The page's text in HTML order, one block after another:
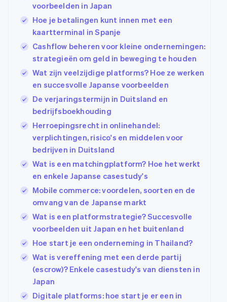
voorbeelden in Japan
Hoe je betalingen kunt innen met een
kaartterminal in Spanje
Cashflow beheren voor kleine ondernemingen:
strategieën om geld in beweging te houden
Wat zijn veelzijdige platforms? Hoe ze werken
en succesvolle Japanse voorbeelden
De verjaringstermijn in Duitsland en
bedrijfsboekhouding
Herroepingsrecht in onlinehandel:
verplichtingen, risico's en middelen voor
bedrijven in Duitsland
Wat is een matchingplatform? Hoe het werkt
en enkele Japanse casestudy's
Mobile commerce: voordelen, soorten en de
omvang van de Japanse markt
Wat is een platformstrategie? Succesvolle
voorbeelden uit Japan en het buitenland
Hoe start je een onderneming in Thailand?
Wat is vereffening met een derde partij
(escrow)? Enkele casestudy's van diensten in
Japan
Digitale platforms: hoe start je er een in